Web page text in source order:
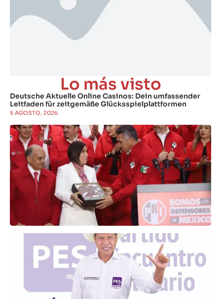
Lo más visto
Deutsche Aktuelle Online Casinos: Dein umfassender
Leitfaden für zeitgemäße Glücksspielplattformen
5 AGOSTO, 2026